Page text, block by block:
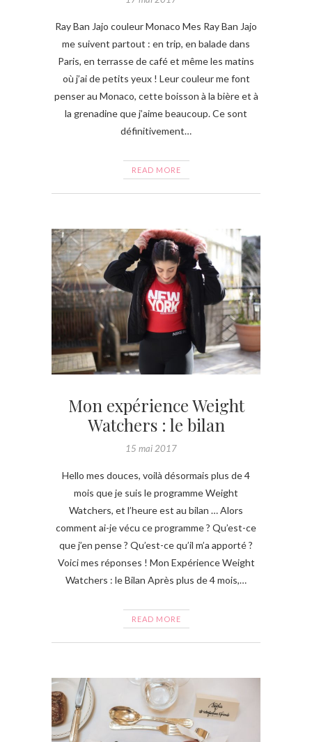
Ray Ban Jajo couleur Monaco Mes Ray Ban Jajo
me suivent partout : en trip, en balade dans
Paris, en terrasse de café et même les matins
où j’ai de petits yeux ! Leur couleur me font
penser au Monaco, cette boisson à la bière et à
la grenadine que j’aime beaucoup. Ce sont
définitivement…
READ MORE
Mon expérience Weight
Watchers : le bilan
15 mai 2017
Hello mes douces, voilà désormais plus de 4
mois que je suis le programme Weight
Watchers, et l’heure est au bilan … Alors
comment ai-je vécu ce programme ? Qu’est-ce
que j’en pense ? Qu’est-ce qu’il m’a apporté ?
Voici mes réponses ! Mon Expérience Weight
Watchers : le Bilan Après plus de 4 mois,…
READ MORE